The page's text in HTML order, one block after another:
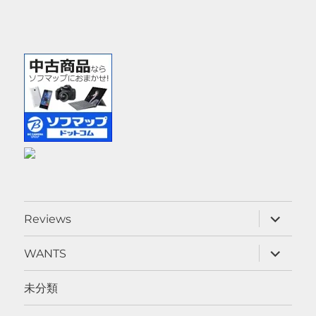
Reviews
サ
ブ
メ
ニ
ュ
ー
開
WANTS
サ
ブ
メ
ー
未分類